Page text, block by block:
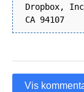
Dropbox,
CA 94107
Vis